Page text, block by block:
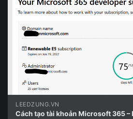
LEEDZUNG.VN
Cách tạo tài khoản Microsoft 365 –